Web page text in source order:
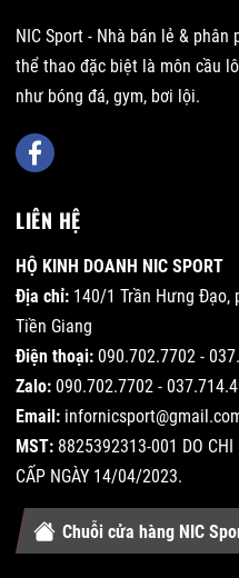
NIC Sport - Nhà bán lẻ &
thể thao đặc biệt là môn cầu
như bóng đá, gym, bơi lội.
LIÊN HỆ
HỘ KINH DOANH NIC SPORT
Địa chỉ: 140/1 Trần Hưng Đạo,
Tiền Giang
Điện thoại: 090.702.7702 -
Zalo: 090.702.7702 -
Email:
MST: 8825392313-001 DO CHI
CẤP NGÀY 14/04/2023.
Chuỗi cửa hàng NIC